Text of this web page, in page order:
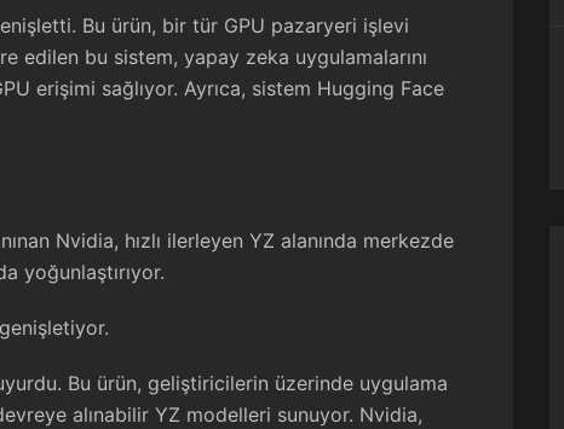
Bu ürün, bir tür GPU pazaryeri işlevi
edilen bu sistem, yapay zeka uygulamalarını
erişimi sağlıyor. Ayrıca, sistem Hugging Face
Nvidia, hızlı ilerleyen YZ alanında merkezde
yoğunlaştırıyor.
Bu ürün, geliştiricilerin üzerinde uygulama
alınabilir YZ modelleri sunuyor. Nvidia,